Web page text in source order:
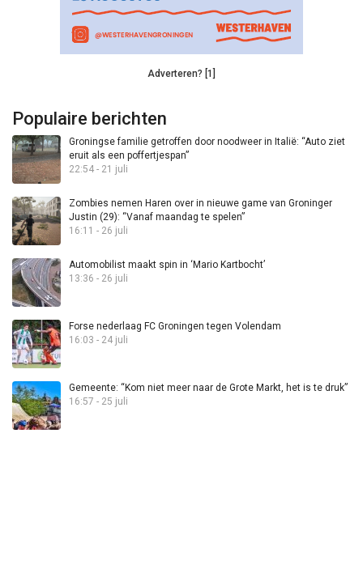
Adverteren? [1]
Populaire berichten
Groningse familie getroffen door noodweer in Italië: “Auto ziet
eruit als een poffertjespan”
22:54 - 21 juli
Zombies nemen Haren over in nieuwe game van Groninger
Justin (29): “Vanaf maandag te spelen”
16:11 - 26 juli
Automobilist maakt spin in ‘Mario Kartbocht’
13:36 - 26 juli
Forse nederlaag FC Groningen tegen Volendam
16:03 - 24 juli
Gemeente: “Kom niet meer naar de Grote Markt, het is te druk”
16:57 - 25 juli